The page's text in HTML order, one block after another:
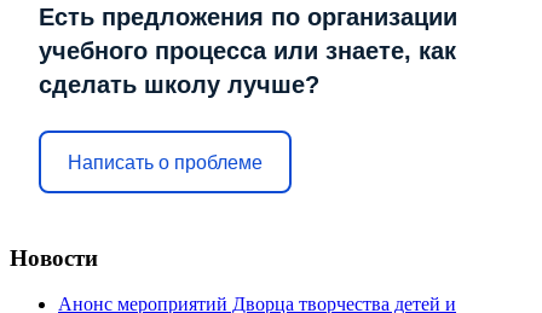
Есть предложения по организации
учебного процесса или знаете, как
сделать школу лучше?
Написать о проблеме
Новости
Анонс мероприятий Дворца творчества детей и